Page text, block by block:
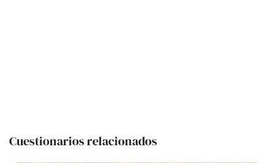
Cuestionarios relacionados